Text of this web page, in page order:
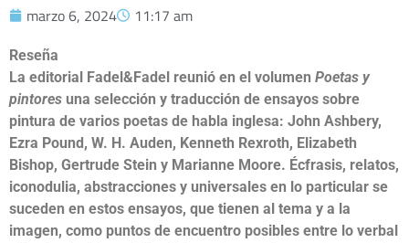
marzo 6, 2024 11:17 am
Reseña
La editorial Fadel&Fadel reunió en el volumen Poetas y
pintores una selección y traducción de ensayos sobre
pintura de varios poetas de habla inglesa: John Ashbery,
Ezra Pound, W. H. Auden, Kenneth Rexroth, Elizabeth
Bishop, Gertrude Stein y Marianne Moore. Écfrasis, relatos,
iconodulia, abstracciones y universales en lo particular se
suceden en estos ensayos, que tienen al tema y a la
imagen, como puntos de encuentro posibles entre lo verbal